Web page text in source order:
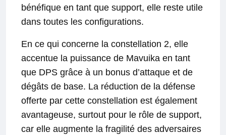
bénéfique en tant que support, elle reste utile
dans toutes les configurations.
En ce qui concerne la constellation 2, elle
accentue la puissance de Mavuika en tant
que DPS grâce à un bonus d’attaque et de
dégâts de base. La réduction de la défense
offerte par cette constellation est également
avantageuse, surtout pour le rôle de support,
car elle augmente la fragilité des adversaires